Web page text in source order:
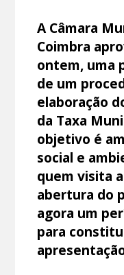
A Câmara
Coimbra
ontem, uma
de um
elaboração
da Taxa
objetivo é
social e
quem visita
abertura do
agora um
para